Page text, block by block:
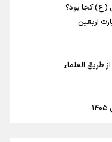
(ع) کجا بود؟
اربعین
طریق العلماء